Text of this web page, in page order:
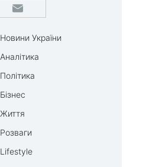
Новини України
Аналітика
Політика
Бізнес
Життя
Розваги
Lifestyle